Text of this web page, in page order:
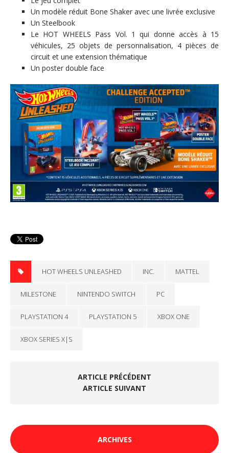
Un modèle réduit Bone Shaker avec une livrée exclusive
Un Steelbook
Le HOT WHEELS Pass Vol. 1 qui donne accès à 15
véhicules, 25 objets de personnalisation, 4 pièces de
circuit et une extension thématique
Un poster double face
HOT WHEELS UNLEASHED INC. MATTEL
MILESTONE NINTENDO SWITCH PC
PLAYSTATION 4 PLAYSTATION 5 XBOX ONE
XBOX SERIES X|S
ARTICLE PRÉCÉDENT
ARTICLE SUIVANT
ARCHIVES